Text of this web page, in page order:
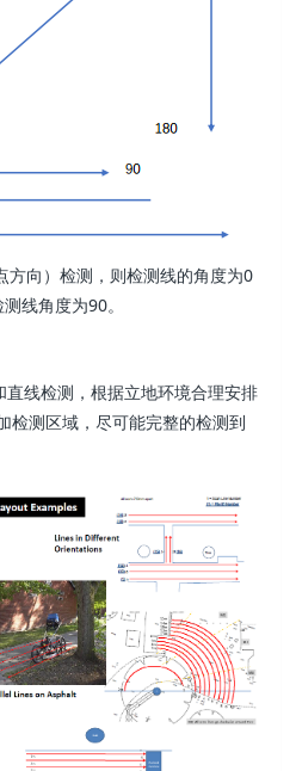
向）检测，则检测线的角度为0
线角度为90。
线检测，根据立地环境合理安排
检测区域，尽可能完整的检测到